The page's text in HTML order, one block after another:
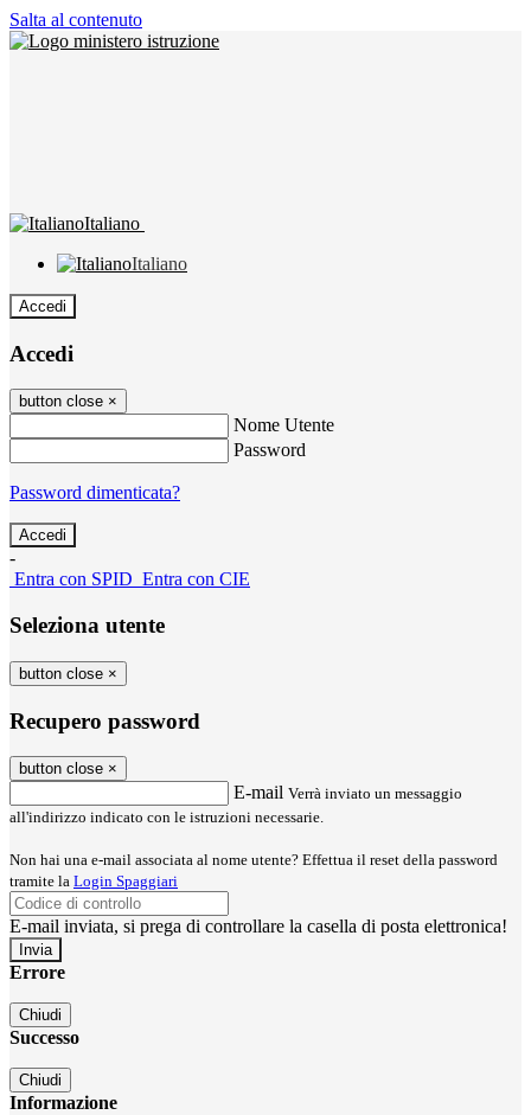
Salta al contenuto
Italiano
Italiano
Accedi
Accedi
button close ×
Nome Utente
Password
Password dimenticata?
-
Entra con SPID Entra con CIE
Seleziona utente
button close ×
Recupero password
button close ×
E-mail Verrà inviato un messaggio
all'indirizzo indicato con le istruzioni necessarie.
Non hai una e-mail associata al nome utente? Effettua il reset della password
tramite la Login Spaggiari
E-mail inviata, si prega di controllare la casella di posta elettronica!
Errore
Chiudi
Successo
Chiudi
Informazione